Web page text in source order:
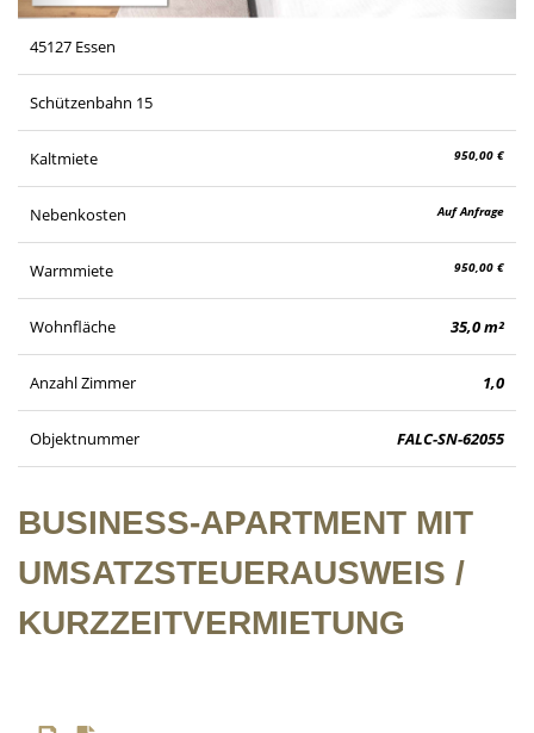
45127 Essen
Schützenbahn 15
Kaltmiete 950,00 €
Nebenkosten Auf Anfrage
Warmmiete 950,00 €
Wohnfläche 35,0 m²
Anzahl Zimmer 1,0
Objektnummer FALC-SN-62055
BUSINESS-APARTMENT MIT
UMSATZSTEUERAUSWEIS /
KURZZEITVERMIETUNG